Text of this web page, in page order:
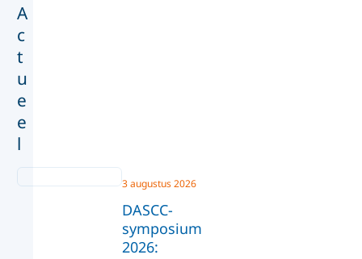
A
c
t
u
e
e
l
DASCC-
symposium
2026:
3 augustus 2026